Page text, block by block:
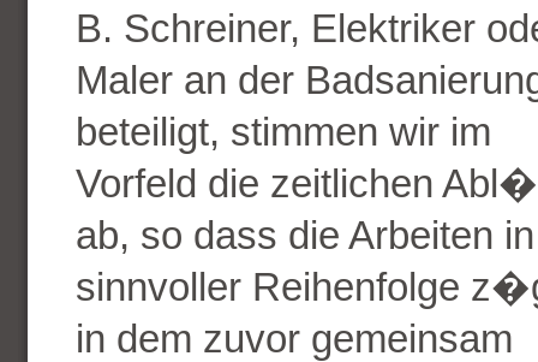
B. Schreiner, Elektriker
Maler an der
beteiligt, stimmen wir im
Vorfeld die zeitlichen
ab, so dass die Arbeiten in
sinnvoller Reihenfolge
in dem zuvor gemeinsam